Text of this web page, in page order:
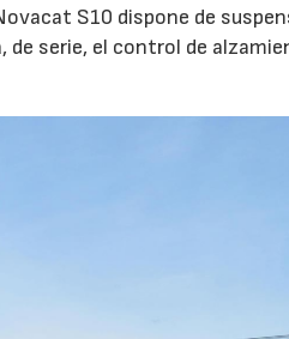
S10 dispone de
serie, el control de